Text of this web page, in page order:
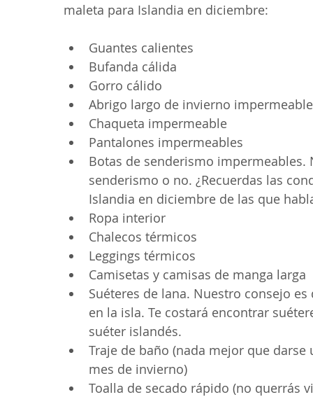
maleta para Islandia en diciembre:
Guantes calientes
Bufanda cálida
Gorro cálido
Abrigo largo de invierno impermeable
Chaqueta impermeable
Pantalones impermeables
Botas de senderismo
senderismo o no. ¿Recuerdas las
Islandia en diciembre de las que
Ropa interior
Chalecos térmicos
Leggings térmicos
Camisetas y camisas de manga larga
Suéteres de lana. Nuestro consejo
en la isla. Te costará encontrar
suéter islandés.
Traje de baño (nada mejor que
mes de invierno)
Toalla de secado rápido (no querrás